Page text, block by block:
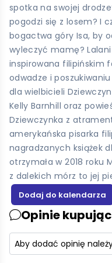
spotka na swojej
pogodzi się z losem? I
bogactwa góry Isa, by
wyleczyć mamę?
inspirowana filipińskim
odwadze i
dla wielbicieli
Kelly Barnhill oraz
Dziewczynka z
amerykańska pisarka
nagradzanych książek
otrzymała w 2018 roku
z dalekich mórz to jej
Opinie
Aby dodać opinię